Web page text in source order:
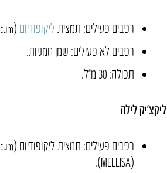
רכיבים פעילים: תמצית ליקופודיום (Lycopodium clavatum).
רכיבים לא פעילים: שמן חמניות.
תכולה: 30 מ״ל.
ליקצ’יק לילה
רכיבים פעילים: תמצית ליקופודיום (Lycopodium clavatum),
(MELLISA).